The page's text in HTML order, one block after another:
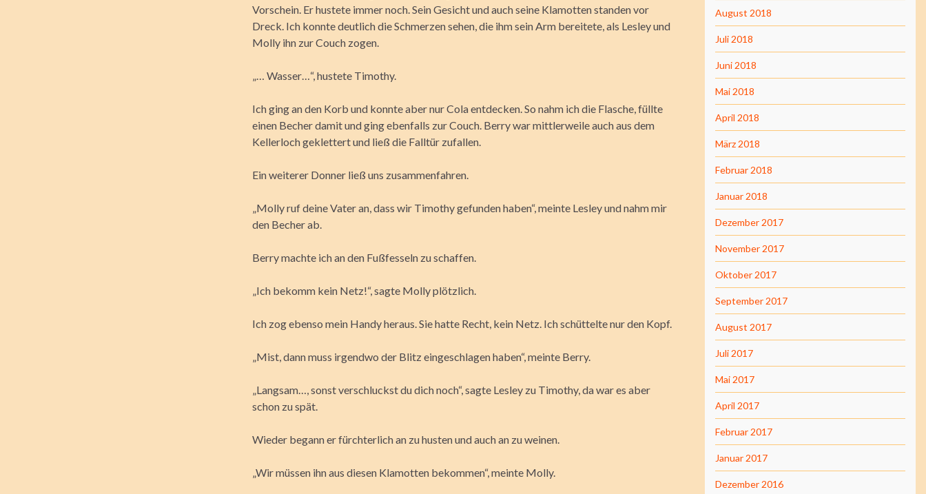
Vorschein. Er hustete immer noch. Sein Gesicht und auch seine Klamotten standen vor
Dreck. Ich konnte deutlich die Schmerzen sehen, die ihm sein Arm bereitete, als Lesley und
Molly ihn zur Couch zogen.
„… Wasser…“, hustete Timothy.
Ich ging an den Korb und konnte aber nur Cola entdecken. So nahm ich die Flasche, füllte
einen Becher damit und ging ebenfalls zur Couch. Berry war mittlerweile auch aus dem
Kellerloch geklettert und ließ die Falltür zufallen.
Ein weiterer Donner ließ uns zusammenfahren.
„Molly ruf deine Vater an, dass wir Timothy gefunden haben“, meinte Lesley und nahm mir
den Becher ab.
Berry machte ich an den Fußfesseln zu schaffen.
„Ich bekomm kein Netz!“, sagte Molly plötzlich.
Ich zog ebenso mein Handy heraus. Sie hatte Recht, kein Netz. Ich schüttelte nur den Kopf.
„Mist, dann muss irgendwo der Blitz eingeschlagen haben“, meinte Berry.
„Langsam…, sonst verschluckst du dich noch“, sagte Lesley zu Timothy, da war es aber
schon zu spät.
Wieder begann er fürchterlich an zu husten und auch an zu weinen.
„Wir müssen ihn aus diesen Klamotten bekommen“, meinte Molly.
August 2018
Juli 2018
Juni 2018
Mai 2018
April 2018
März 2018
Februar 2018
Januar 2018
Dezember 2017
November 2017
Oktober 2017
September 2017
August 2017
Juli 2017
Mai 2017
April 2017
Februar 2017
Januar 2017
Dezember 2016